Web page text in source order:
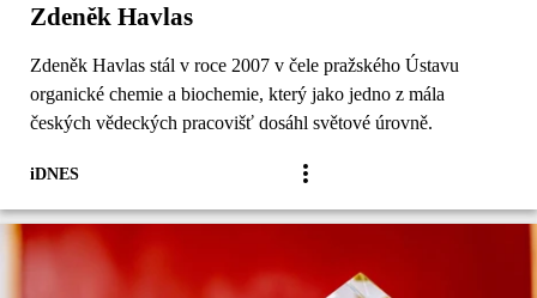
Zdeněk Havlas
Zdeněk Havlas stál v roce 2007 v čele pražského Ústavu
organické chemie a biochemie, který jako jedno z mála
českých vědeckých pracovišť dosáhl světové úrovně.
iDNES